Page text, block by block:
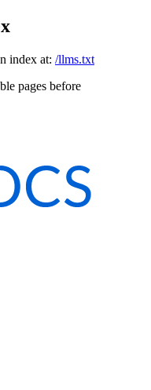
index at: /llms.txt
pages before